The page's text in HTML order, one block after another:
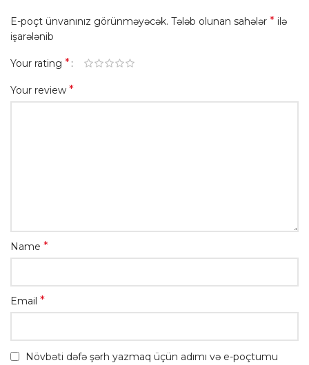
E-poçt ünvanınız görünməyəcək. Tələb olunan sahələr * ilə
işarələnib
Your rating *
Your review *
Name *
Email *
Növbəti dəfə şərh yazmaq üçün adımı və e-poçtumu